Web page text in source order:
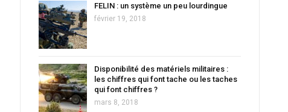
FELIN : un système un peu lourdingue
février 19, 2018
Disponibilité des matériels militaires :
les chiffres qui font tache ou les taches
qui font chiffres ?
mars 8, 2018